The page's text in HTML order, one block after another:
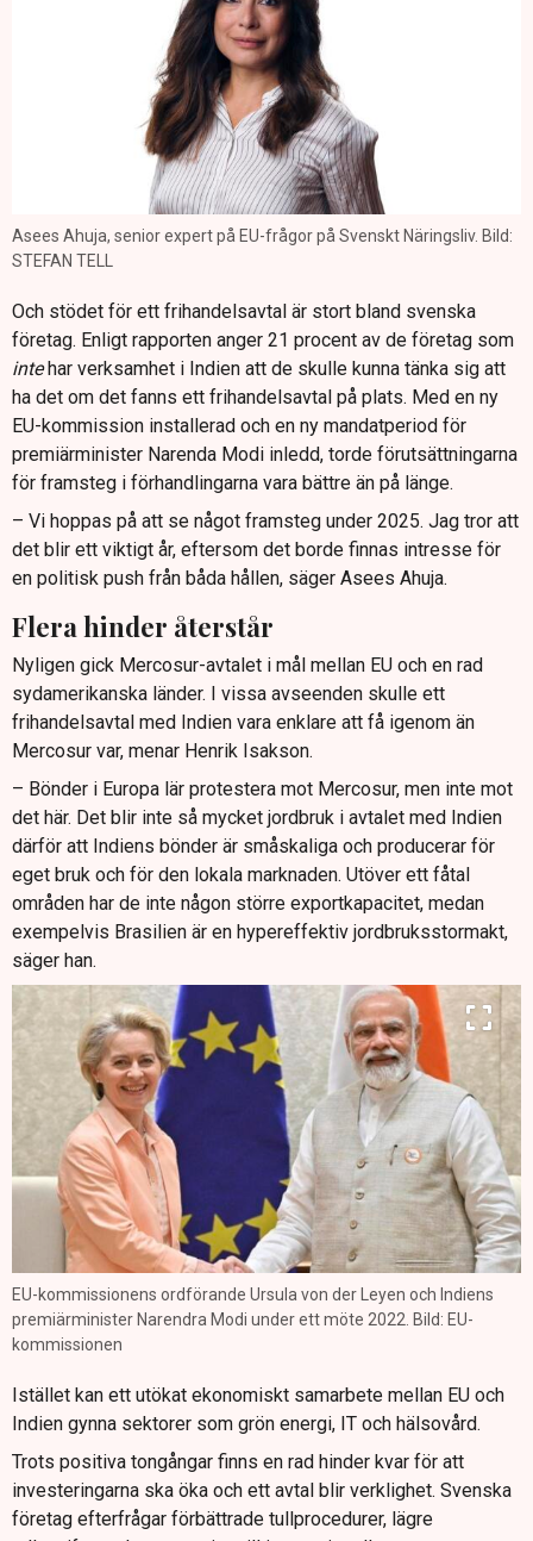
Asees Ahuja, senior expert på EU-frågor på Svenskt Näringsliv. Bild:
STEFAN TELL
Och stödet för ett frihandelsavtal är stort bland svenska
företag. Enligt rapporten anger 21 procent av de företag som
intehar verksamhet i Indien att de skulle kunna tänka sig att
ha det om det fanns ett frihandelsavtal på plats. Med en ny
EU-kommission installerad och en ny mandatperiod för
premiärminister Narenda Modi inledd, torde förutsättningarna
för framsteg i förhandlingarna vara bättre än på länge.
– Vi hoppas på att se något framsteg under 2025. Jag tror att
det blir ett viktigt år, eftersom det borde finnas intresse för
en politisk push från båda hållen, säger Asees Ahuja.
Flera hinder återstår
Nyligen gick Mercosur-avtalet i mål mellan EU och en rad
sydamerikanska länder. I vissa avseenden skulle ett
frihandelsavtal med Indien vara enklare att få igenom än
Mercosur var, menar Henrik Isakson.
– Bönder i Europa lär protestera mot Mercosur, men inte mot
det här. Det blir inte så mycket jordbruk i avtalet med Indien
därför att Indiens bönder är småskaliga och producerar för
eget bruk och för den lokala marknaden. Utöver ett fåtal
områden har de inte någon större exportkapacitet, medan
exempelvis Brasilien är en hypereffektiv jordbruksstormakt,
säger han.
EU-kommissionens ordförande Ursula von der Leyen och Indiens
premiärminister Narendra Modi under ett möte 2022. Bild: EU-
kommissionen
Istället kan ett utökat ekonomiskt samarbete mellan EU och
Indien gynna sektorer som grön energi, IT och hälsovård.
Trots positiva tongångar finns en rad hinder kvar för att
investeringarna ska öka och ett avtal blir verklighet. Svenska
företag efterfrågar förbättrade tullprocedurer, lägre